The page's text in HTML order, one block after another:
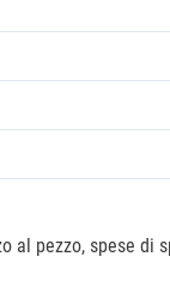
al pezzo, spese di